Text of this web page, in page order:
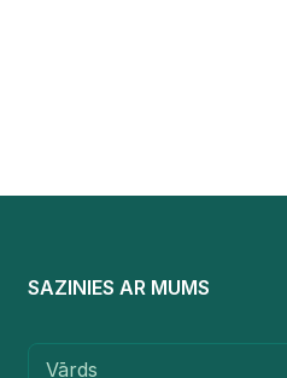
SAZINIES AR MUMS